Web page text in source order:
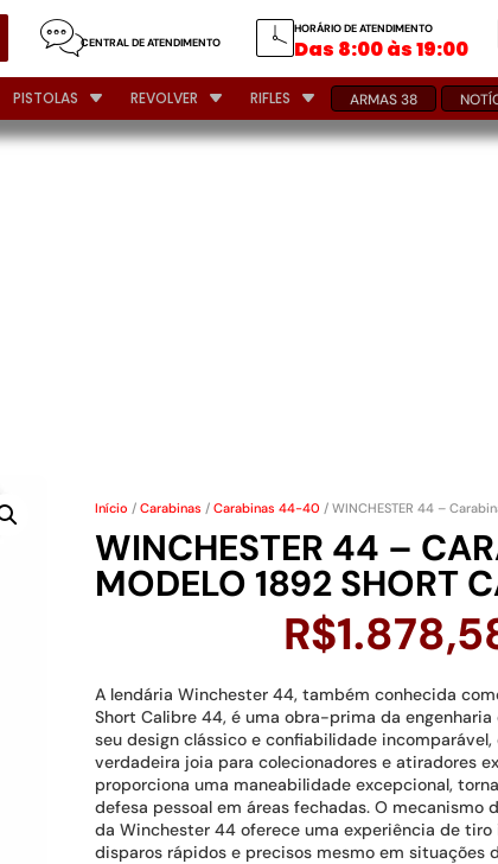
CENTRAL DE ATENDIMENTO
HORÁRIO DE ATENDIMENTO
Das 8:00 às 19:00
PISTOLAS REVOLVER RIFLES ARMAS 38
Início / Carabinas / Carabinas 44-40 / WINCHESTER 44 –
WINCHESTER 44 –
MODELO 1892 SHORT
R$
A lendária Winchester 44, também conhecida
Short Calibre 44, é uma obra-prima da engenharia
seu design clássico e confiabilidade
verdadeira joia para colecionadores e atiradores
proporciona uma maneabilidade excepcional,
defesa pessoal em áreas fechadas. O mecanismo
da Winchester 44 oferece uma experiência de
disparos rápidos e precisos mesmo em situações